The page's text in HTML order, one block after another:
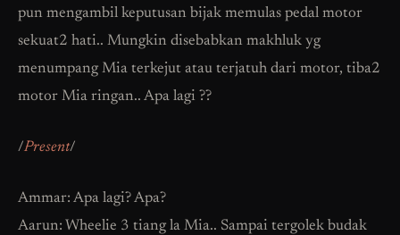
pun mengambil keputusan bijak memulas pedal motor
sekuat2 hati.. Mungkin disebabkan makhluk yg
menumpang Mia terkejut atau terjatuh dari motor, tiba2
motor Mia ringan.. Apa lagi ??
/Present/
Ammar: Apa lagi? Apa?
Aarun: Wheelie 3 tiang la Mia.. Sampai tergolek budak